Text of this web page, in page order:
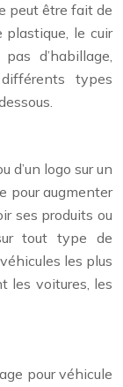
peut être fait de
le cuir
d’habillage,
types
d’un logo sur un
pour augmenter
ses produits ou
tout type de
les plus
les voitures, les
pour véhicule